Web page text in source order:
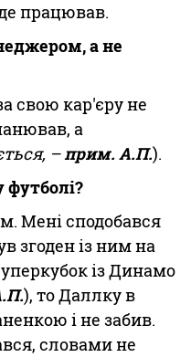
працював.
а не
свою кар'єру не
а
–прим. А.П.).
футболі?
Мені сподобався
згоден із ним на
із Динамо
), то Даллку в
і не забив.
словами не